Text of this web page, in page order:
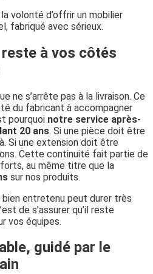
la volonté d’offrir un mobilier
fabriqué avec sérieux.
à vos côtés
ne s’arrête pas à la livraison. Ce
du fabricant à accompagner
pourquoi notre service après-
20 ans. Si une pièce doit être
Si une extension doit être
Cette continuité fait partie de
au même titre que la
sur nos produits.
bien entretenu peut durer très
de s’assurer qu’il reste
vos équipes.
guidé par le